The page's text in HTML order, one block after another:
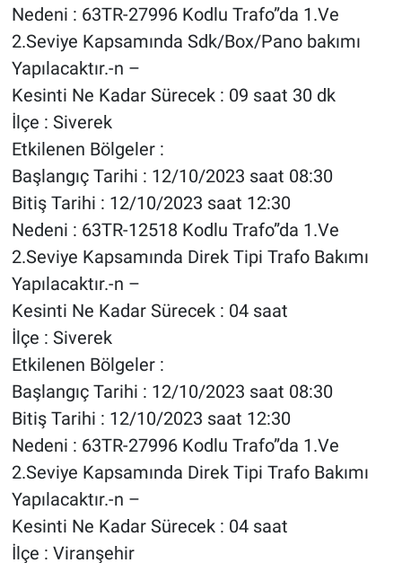
Nedeni : 63TR-27996 Kodlu Trafo”da 1.Ve
2.Seviye Kapsamında Sdk/Box/Pano bakımı
Yapılacaktır.-n –
Kesinti Ne Kadar Sürecek : 09 saat 30 dk
İlçe : Siverek
Etkilenen Bölgeler :
Başlangıç Tarihi : 12/10/2023 saat 08:30
Bitiş Tarihi : 12/10/2023 saat 12:30
Nedeni : 63TR-12518 Kodlu Trafo”da 1.Ve
2.Seviye Kapsamında Direk Tipi Trafo Bakımı
Yapılacaktır.-n –
Kesinti Ne Kadar Sürecek : 04 saat
İlçe : Siverek
Etkilenen Bölgeler :
Başlangıç Tarihi : 12/10/2023 saat 08:30
Bitiş Tarihi : 12/10/2023 saat 12:30
Nedeni : 63TR-27996 Kodlu Trafo”da 1.Ve
2.Seviye Kapsamında Direk Tipi Trafo Bakımı
Yapılacaktır.-n –
Kesinti Ne Kadar Sürecek : 04 saat
İlçe : Viranşehir